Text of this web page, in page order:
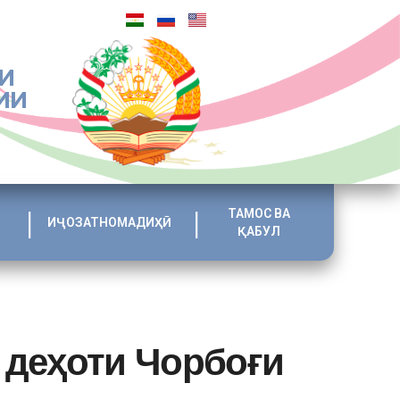
ИҶОЗАТНОМАДИҲӢ
ТАМОС ВА
ҚАБУЛ
Чорбоғи